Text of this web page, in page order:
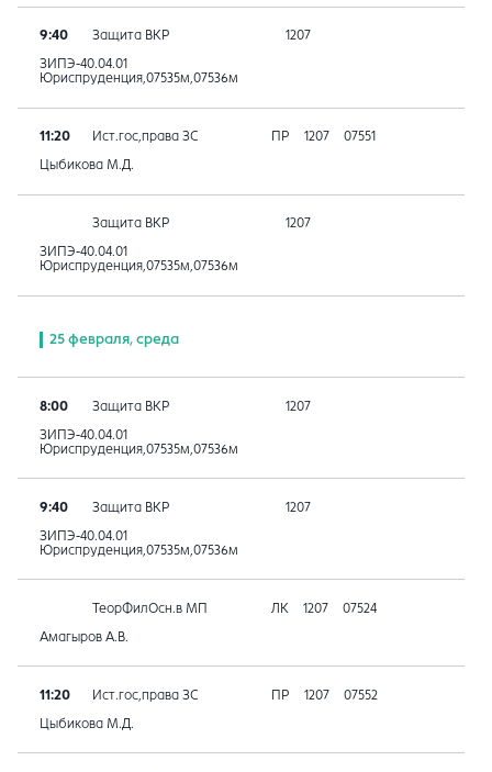
9:40 Защита ВКР 1207
ЗИПЭ-40.04.01
Юриспруденция,07535м,07536м
11:20 Ист.гос,права ЗС ПР 1207 07551
Цыбикова М.Д.
Защита ВКР 1207
ЗИПЭ-40.04.01
Юриспруденция,07535м,07536м
25 февраля, среда
8:00 Защита ВКР 1207
ЗИПЭ-40.04.01
Юриспруденция,07535м,07536м
9:40 Защита ВКР 1207
ЗИПЭ-40.04.01
Юриспруденция,07535м,07536м
ТеорФилОсн.в МП ЛК 1207 07524
Амагыров А.В.
11:20 Ист.гос,права ЗС ПР 1207 07552
Цыбикова М.Д.